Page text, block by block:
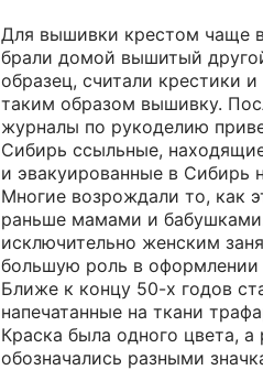
Для вышивки крестом чаще
брали домой вышитый
образец, считали крестики
таким образом вышивку.
журналы по рукоделию
Сибирь ссыльные,
и эвакуированные в Сибирь
Многие возрождали то, как
раньше мамами и
исключительно женским
большую роль в оформлении
Ближе к концу 50-х годов
напечатанные на ткани
Краска была одного цвета, а
обозначались разными